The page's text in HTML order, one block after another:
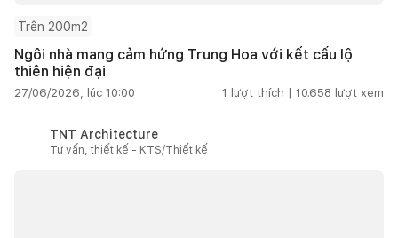
Trên 200m2
Ngôi nhà mang cảm hứng Trung Hoa với kết cấu lộ
thiên hiện đại
27/06/2026, lúc 10:00 1 lượt thích | 10.658 lượt xem
TNT Architecture
Tư vấn, thiết kế - KTS/Thiết kế